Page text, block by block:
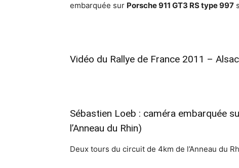
embarquée sur Porsche 911 GT3 RS type 997
Vidéo du Rallye de France 2011 –
Sébastien Loeb : caméra embarquée
l’Anneau du Rhin)
Deux tours du circuit de 4km de l’Anneau du